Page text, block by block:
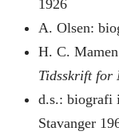
1926
A. Olsen:
H. C.
Tidsskrift for
d.s.: biografi i
Stavanger